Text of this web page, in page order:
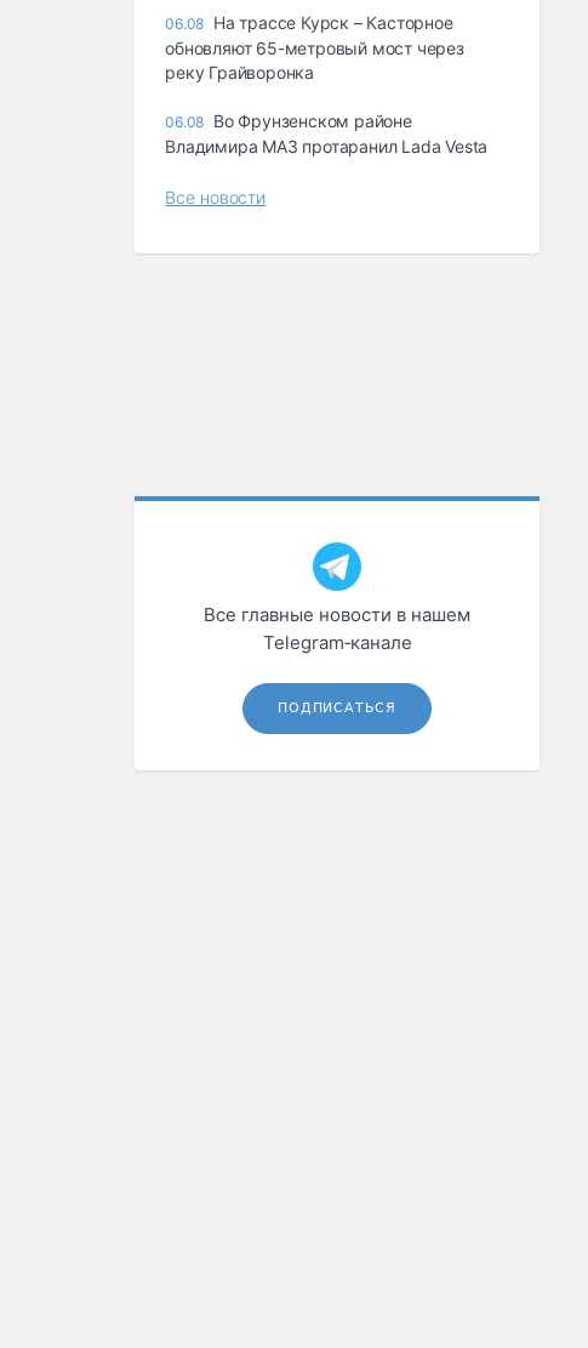
06.08 На трассе Курск – Касторное
обновляют 65-метровый мост через
реку Грайворонка
06.08 Во Фрунзенском районе
Владимира МАЗ протаранил Lada Vesta
Все новости
Все главные новости в нашем
Telegram‑канале
ПОДПИСАТЬСЯ